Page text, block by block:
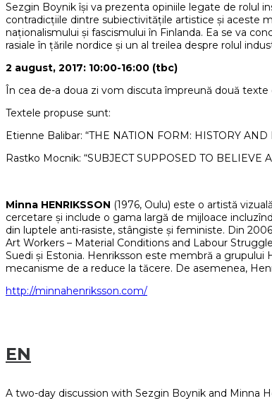
Sezgin Boynik își va prezenta opiniile legate de rolul
contradicțiile dintre subiectivitățile artistice și aceste
naționalismului și fascismului în Finlanda. Ea se va
rasiale în țările nordice și un al treilea despre rolul
2 august, 2017: 10:00-16:00 (tbc)
În cea de-a doua zi vom discuta împreună două
Textele propuse sunt:
Etienne Balibar: “THE NATION FORM: HISTORY AND
Rastko Mocnik: “SUBJECT SUPPOSED TO BELIEVE
Minna HENRIKSSON (1976, Oulu) este o artistă
cercetare și include o gama largă de mijloace
din luptele anti-rasiste, stângiste și feministe. Din
Art Workers – Material Conditions and Labour
Suedi și Estonia. Henriksson este membră a grupului
mecanisme de a reduce la tăcere. De asemenea,
http://minnahenriksson.com/
EN
A two-day discussion with Sezgin Boynik and Minna